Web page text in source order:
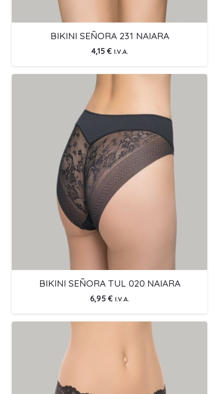
BIKINI SEÑORA 231 NAIARA
4,15 € I.V.A.
BIKINI SEÑORA TUL 020 NAIARA
6,95 € I.V.A.